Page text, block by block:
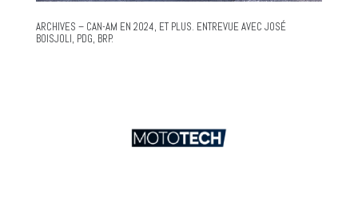
ARCHIVES – CAN-AM EN 2024, ET PLUS. ENTREVUE AVEC JOSÉ
BOISJOLI, PDG, BRP.